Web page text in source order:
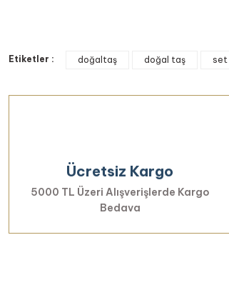
Görüş ve önerileriniz için teşekkür
Ürün resmi kalitesiz, bozuk veya
Bu ürüne benzer farklı alternatifler
Etiketler : doğaltaş doğal taş set
Ücretsiz Kargo
5000 TL Üzeri Alışverişlerde Kargo
Bedava